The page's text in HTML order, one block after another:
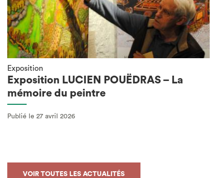
Exposition
Exposition LUCIEN POUËDRAS – La
mémoire du peintre
Publié le 27 avril 2026
VOIR TOUTES LES ACTUALITÉS